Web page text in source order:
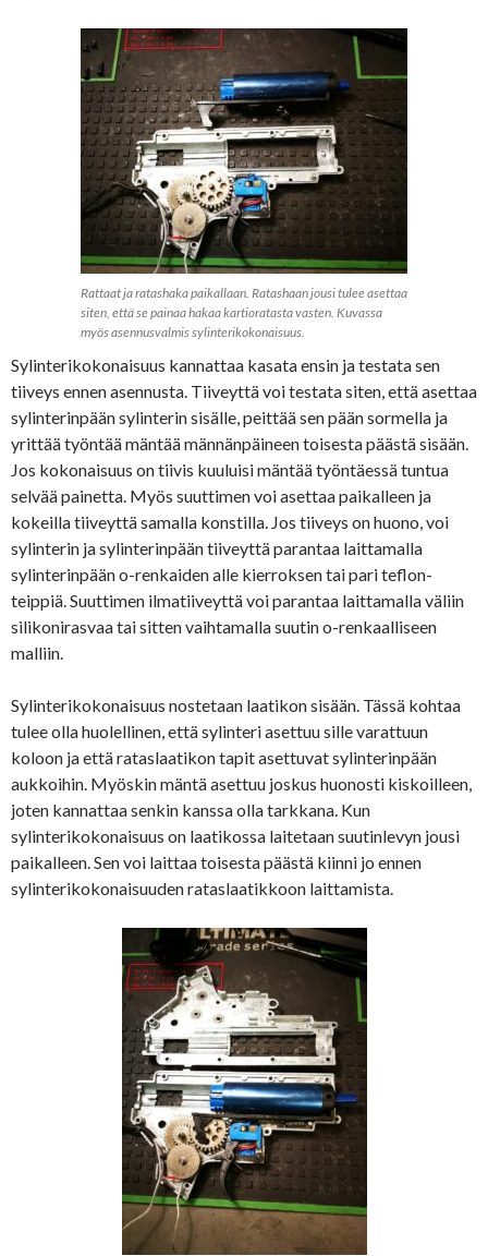
Rattaat ja ratashaka paikallaan. Ratashaan jousi tulee asettaa
siten, että se painaa hakaa kartioratasta vasten. Kuvassa
myös asennusvalmis sylinterikokonaisuus.
Sylinterikokonaisuus kannattaa kasata ensin ja testata sen
tiiveys ennen asennusta. Tiiveyttä voi testata siten, että asettaa
sylinterinpään sylinterin sisälle, peittää sen pään sormella ja
yrittää työntää mäntää männänpäineen toisesta päästä sisään.
Jos kokonaisuus on tiivis kuuluisi mäntää työntäessä tuntua
selvää painetta. Myös suuttimen voi asettaa paikalleen ja
kokeilla tiiveyttä samalla konstilla. Jos tiiveys on huono, voi
sylinterin ja sylinterinpään tiiveyttä parantaa laittamalla
sylinterinpään o-renkaiden alle kierroksen tai pari teflon-
teippiä. Suuttimen ilmatiiveyttä voi parantaa laittamalla väliin
silikonirasvaa tai sitten vaihtamalla suutin o-renkaalliseen
malliin.
Sylinterikokonaisuus nostetaan laatikon sisään. Tässä kohtaa
tulee olla huolellinen, että sylinteri asettuu sille varattuun
koloon ja että rataslaatikon tapit asettuvat sylinterinpään
aukkoihin. Myöskin mäntä asettuu joskus huonosti kiskoilleen,
joten kannattaa senkin kanssa olla tarkkana. Kun
sylinterikokonaisuus on laatikossa laitetaan suutinlevyn jousi
paikalleen. Sen voi laittaa toisesta päästä kiinni jo ennen
sylinterikokonaisuuden rataslaatikkoon laittamista.